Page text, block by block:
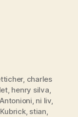
, charles
, henry silva,
, ni liv,
, stian,